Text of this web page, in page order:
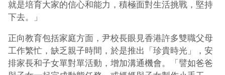
就是培育大家的信心和能力，積極面對生活挑戰，堅持
下去。」
正向教育包括家庭方面，尹校長眼見香港許多雙職父母
工作繁忙，缺乏親子時間，於是推出「珍貴時光」，安
排家長和子女單對單活動，增加溝通機會。「譬如爸爸